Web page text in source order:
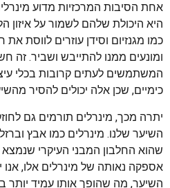
אחת הסיבות המרכזיות מדוע
היא היכולת שלהם לשמור על איזון
כמו מגנזיום וסידן עוזרים לווסת
ומונעים ממנו להתייבש ושביר. זה
המשתמשים לעתים קרובות בכלי
כימיים, שכן אלה יכולים להסיר
יתרה מכך, מינרלים תורמים גם
השיער שלנו. מינרלים כמו אבץ
שהוא החלבון המבני העיקרי
אספקה נאותה של מינרלים אלו, אנו
השיער, מה שהופך אותו עמיד יותר